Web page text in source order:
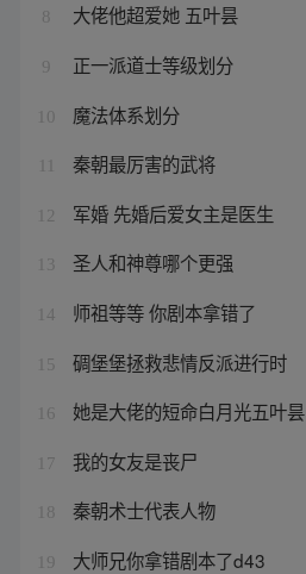
8 大佬他超爱她 五叶昙
9 正一派道士等级划分
10 魔法体系划分
秦朝最厉害的武将
12 军婚 先婚后爱女主是医生
13 圣人和神尊哪个更强
14 师祖等等 你剧本拿错了
15 碉堡堡拯救悲情反派进行时
16 她是大佬的短命白月光五叶昙
17 我的女友是丧尸
18 秦朝术士代表人物
19 大师兄你拿错剧本了d43